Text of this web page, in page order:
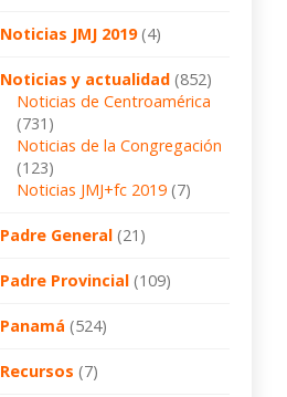
Noticias JMJ 2019(4)
Noticias y actualidad (852)
Noticias de Centroamérica
(731)
Noticias de la Congregación
(123)
Noticias JMJ+fc 2019 (7)
Padre General (21)
Padre Provincial (109)
Panamá (524)
Recursos (7)